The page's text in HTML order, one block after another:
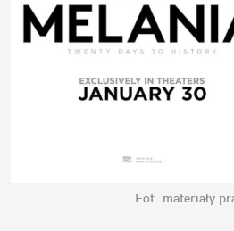
Fot. materiały